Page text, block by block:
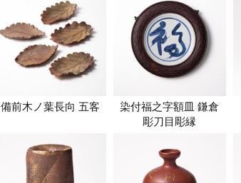
備前木ノ葉長向 五客
染付福之字額皿 鎌倉
彫刀目彫縁